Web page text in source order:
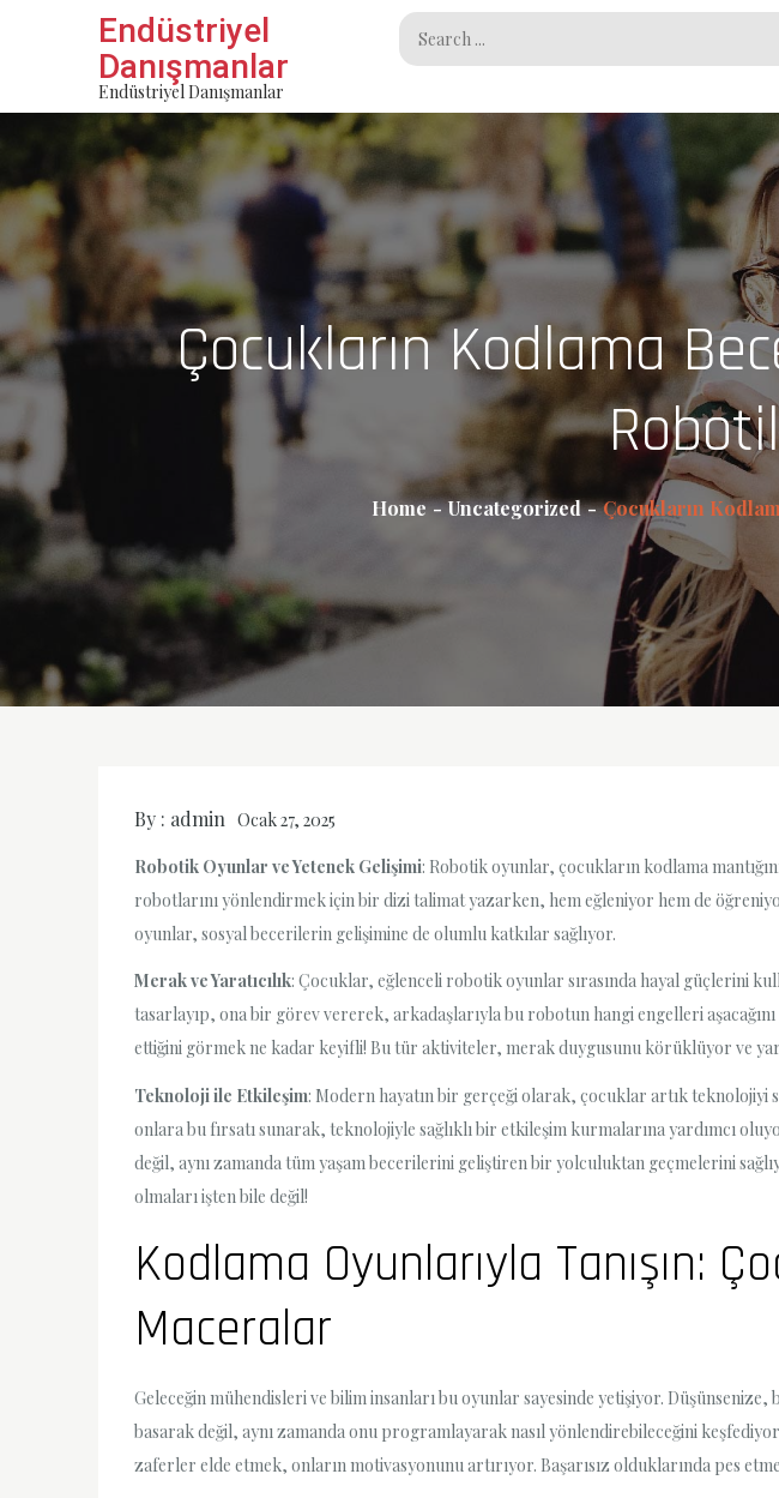
Endüstriyel
Danışmanlar
Endüstriyel Danışmanlar
Search
for:
Çocukların Kodlama
Home Uncategorized Çocukların
By : admin Ocak 27, 2025
Robotik Oyunlar ve Yetenek Gelişimi: Robotik oyunlar, çocukların kodlama
robotlarını yönlendirmek için bir dizi talimat yazarken, hem eğleniyor hem de
oyunlar, sosyal becerilerin gelişimine de olumlu katkılar sağlıyor.
Merak ve Yaratıcılık: Çocuklar, eğlenceli robotik oyunlar sırasında hayal güçlerini
tasarlayıp, ona bir görev vererek, arkadaşlarıyla bu robotun hangi engelleri
ettiğini görmek ne kadar keyifli! Bu tür aktiviteler, merak duygusunu körüklüyor ve
Teknoloji ile Etkileşim: Modern hayatın bir gerçeği olarak, çocuklar artık
onlara bu fırsatı sunarak, teknolojiyle sağlıklı bir etkileşim kurmalarına yardımcı
değil, aynı zamanda tüm yaşam becerilerini geliştiren bir yolculuktan geçmelerini
olmaları işten bile değil!
Kodlama Oyunlarıyla Tanışın:
Maceralar
Geleceğin mühendisleri ve bilim insanları bu oyunlar sayesinde yetişiyor.
basarak değil, aynı zamanda onu programlayarak nasıl yönlendirebileceğini
zaferler elde etmek, onların motivasyonunu artırıyor. Başarısız olduklarında pes